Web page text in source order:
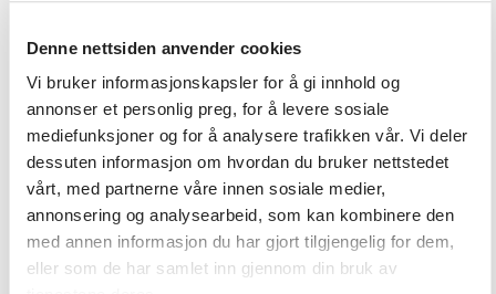
Denne nettsiden anvender cookies
Vi bruker informasjonskapsler for å gi innhold og
annonser et personlig preg, for å levere sosiale
mediefunksjoner og for å analysere trafikken vår. Vi deler
dessuten informasjon om hvordan du bruker nettstedet
vårt, med partnerne våre innen sosiale medier,
annonsering og analysearbeid, som kan kombinere den
med annen informasjon du har gjort tilgjengelig for dem,
eller som de har samlet inn gjennom din bruk av